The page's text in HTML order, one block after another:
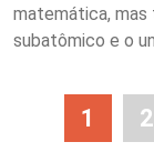
matemática, mas
subatômico e o
1 2